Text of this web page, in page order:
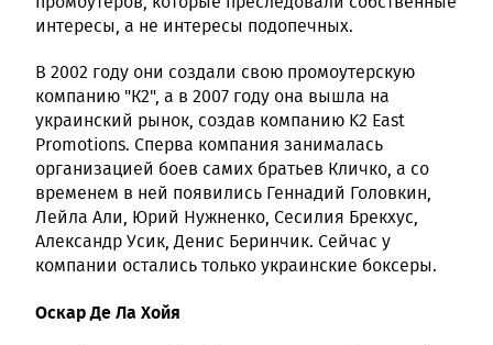
интересы, а не интересы подопечных.
В 2002 году они создали свою промоутерскую
компанию "К2", а в 2007 году она вышла на
украинский рынок, создав компанию K2 East
Promotions. Сперва компания занималась
организацией боев самих братьев Кличко, а со
временем в ней появились Геннадий Головкин,
Лейла Али, Юрий Нужненко, Сесилия Брекхус,
Александр Усик, Денис Беринчик. Сейчас у
компании остались только украинские боксеры.
Оскар Де Ла Хойя